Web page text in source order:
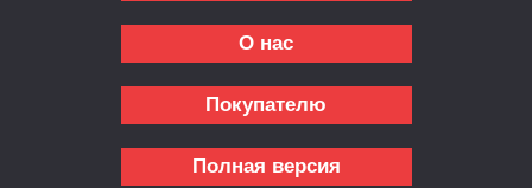
О нас
Покупателю
Полная версия